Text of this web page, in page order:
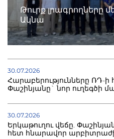
Թուրք լրագրողները
Ակնա
30.07.2026
Հարաբերությունները ՌԴ-ի
Փաշինյանը` նոր ուղեգծի
30.07.2026
Երկաթուղու վեճը.
հետ հնարավոր